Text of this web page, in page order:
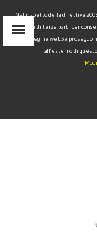
TUMBLER
Nel rispetto della direttiva
tecnici e di terze parti per
delle pagine web.Se proseguo
all’esterno di